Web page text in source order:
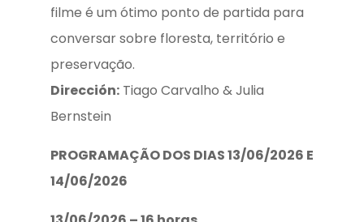
filme é um ótimo ponto de partida para
conversar sobre floresta, território e
preservação.
Dirección:Tiago Carvalho & Julia
Bernstein
PROGRAMAÇÃO DOS DIAS 13/06/2026 E
14/06/2026